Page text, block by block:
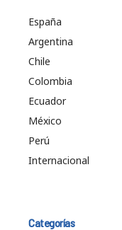
España
Argentina
Chile
Colombia
Ecuador
México
Perú
Internacional
Categorías